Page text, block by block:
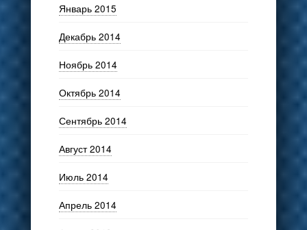
Январь 2015
Декабрь 2014
Ноябрь 2014
Октябрь 2014
Сентябрь 2014
Август 2014
Июль 2014
Апрель 2014